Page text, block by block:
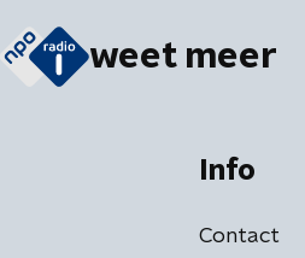
weet meer
Info
Contact